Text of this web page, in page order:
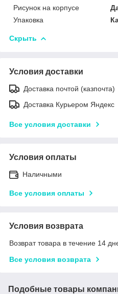
Рисунок на корпусе
Упаковка
Скрыть
Условия доставки
Доставка почтой (казпочта)
Доставка Курьером Яндекс
Все условия доставки
Условия оплаты
Наличными
Все условия оплаты
Условия возврата
Возврат товара в течение 14
Все условия возврата
Подобные товары